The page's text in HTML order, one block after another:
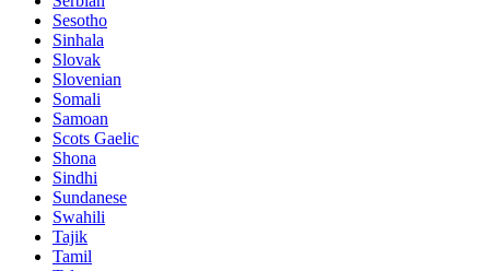
Sesotho
Sinhala
Slovak
Slovenian
Somali
Samoan
Scots Gaelic
Shona
Sindhi
Sundanese
Swahili
Tajik
Tamil